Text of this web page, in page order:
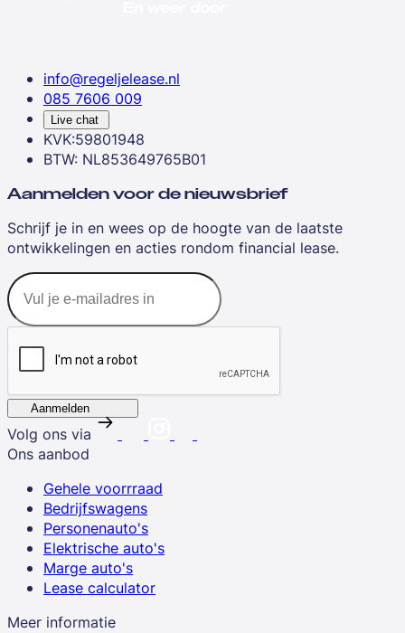
info@regeljelease.nl
085 7606 009
Live chat
KVK:59801948
BTW: NL853649765B01
Aanmelden voor de nieuwsbrief
Schrijf je in en wees op de hoogte van de laatste
ontwikkelingen en acties rondom financial lease.
Aanmelden
Volg ons via
Ons aanbod
Gehele voorrraad
Bedrijfswagens
Personenauto's
Elektrische auto's
Marge auto's
Lease calculator
Meer informatie